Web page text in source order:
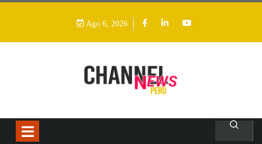
Ago 6, 2026